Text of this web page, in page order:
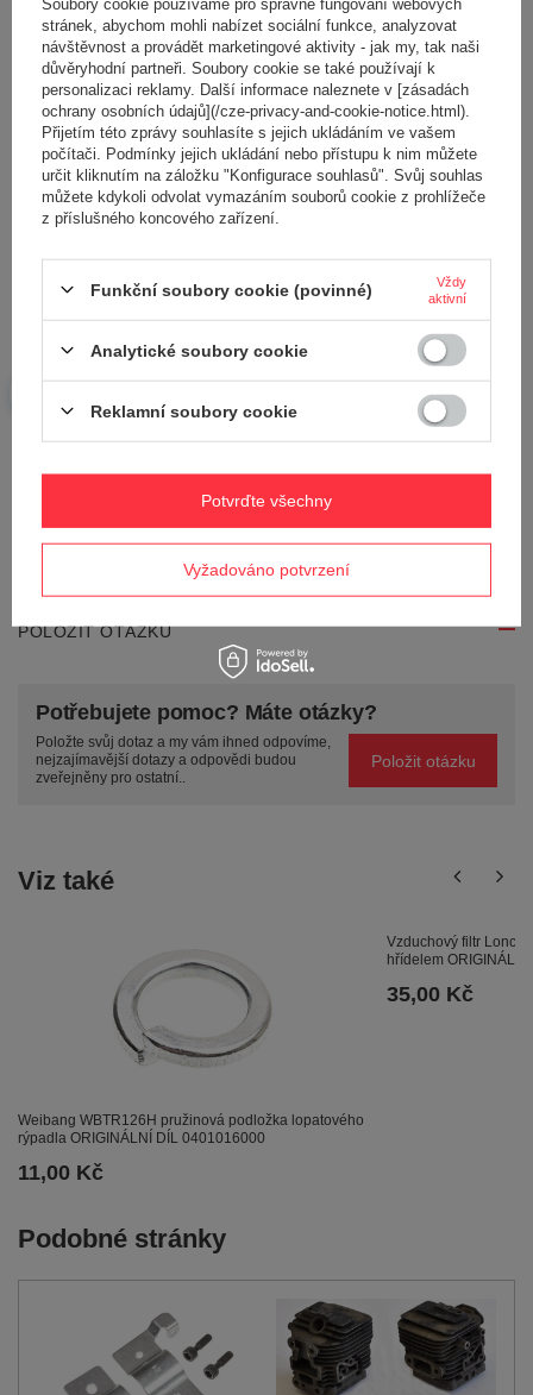
Vaše hodnocení:
5/5
Obsah vašeho názoru
Přidejte vlastní obrázek produktu:
Vaše jméno
Odeslat zpětnou vazbu
POLOŽIT OTÁZKU
Potřebujete pomoc? Máte otázky?
Položte svůj dotaz a my vám ihned odpovíme,
nejzajímavější dotazy a odpovědi budou
zveřejněny pro ostatní..
Položit otázku
Viz také
Weibang WBTR126H pružinová podložka lopatového
rýpadla ORIGINÁLNÍ DÍL 0401016000
11,00 Kč
Vzduchový filtr Loncin
hřídelem
35,00 Kč
Podobné stránky
stránek, abychom mohli nabízet sociální funkce, analyzovat
návštěvnost a provádět marketingové aktivity - jak my, tak naši
důvěryhodní partneři. Soubory cookie se také používají k
personalizaci reklamy. Další informace naleznete v [zásadách
ochrany osobních údajů](/cze-privacy-and-cookie-notice.html).
Přijetím této zprávy souhlasíte s jejich ukládáním ve vašem
počítači. Podmínky jejich ukládání nebo přístupu k nim můžete
určit kliknutím na záložku "Konfigurace souhlasů". Svůj souhlas
můžete kdykoli odvolat vymazáním souborů cookie z prohlížeče
z příslušného koncového zařízení.
Funkční soubory cookie (povinné)
Vždy
aktivní
Analytické soubory cookie
Reklamní soubory cookie
Vyžadováno potvrzení
Potvrďte všechny